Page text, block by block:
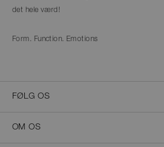
det hele værd!
Form. Function. Emotions
FØLG OS
OM OS